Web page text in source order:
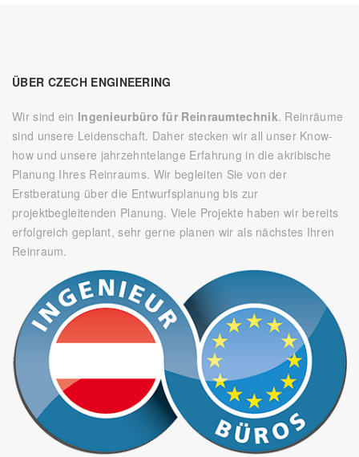
ÜBER CZECH ENGINEERING
Wir sind ein Ingenieurbüro für Reinraumtechnik. Reinräume
sind unsere Leidenschaft. Daher stecken wir all unser Know-
how und unsere jahrzehntelange Erfahrung in die akribische
Planung Ihres Reinraums. Wir begleiten Sie von der
Erstberatung über die Entwurfsplanung bis zur
projektbegleitenden Planung. Viele Projekte haben wir bereits
erfolgreich geplant, sehr gerne planen wir als nächstes Ihren
Reinraum.